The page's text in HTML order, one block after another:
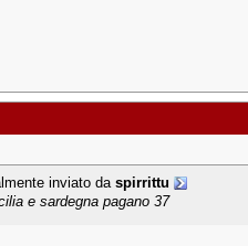
inviato da spirrittu
e sardegna pagano 37